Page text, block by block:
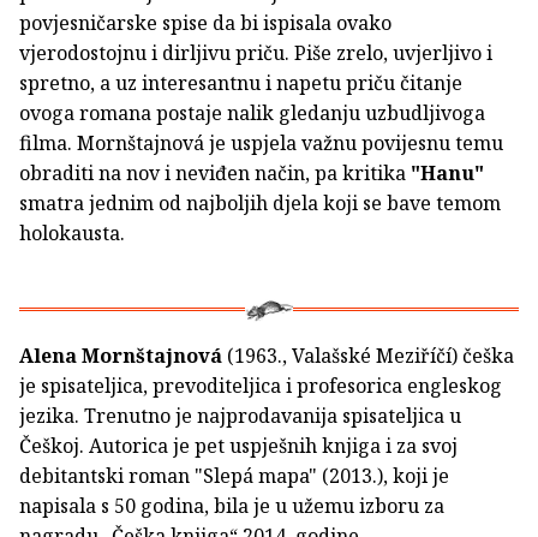
povjesničarske spise da bi ispisala ovako
vjerodostojnu i dirljivu priču. Piše zrelo, uvjerljivo i
spretno, a uz interesantnu i napetu priču čitanje
ovoga romana postaje nalik gledanju uzbudljivoga
filma. Mornštajnová je uspjela važnu povijesnu temu
obraditi na nov i neviđen način, pa kritika "Hanu"
smatra jednim od najboljih djela koji se bave temom
holokausta.
Alena Mornštajnová (1963., Valašské Meziříčí) češka
je spisateljica, prevoditeljica i profesorica engleskog
jezika. Trenutno je najprodavanija spisateljica u
Češkoj. Autorica je pet uspješnih knjiga i za svoj
debitantski roman "Slepá mapa" (2013.), koji je
napisala s 50 godina, bila je u užemu izboru za